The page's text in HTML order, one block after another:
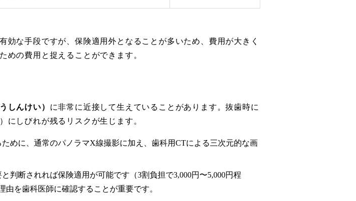
な手段ですが、保険適用外となることが多いため、費用が大きく
めの費用と捉えることができます。
しんけい） に非常に近接して生えていることがあります。抜歯時に
にしびれが残るリスクが生じます。
めに、通常のパノラマX線撮影に加え、歯科用CTによる三次元的な画
判断されれば保険適用が可能です（3割負担で3,000円〜5,000円程
を歯科医師に確認することが重要です。